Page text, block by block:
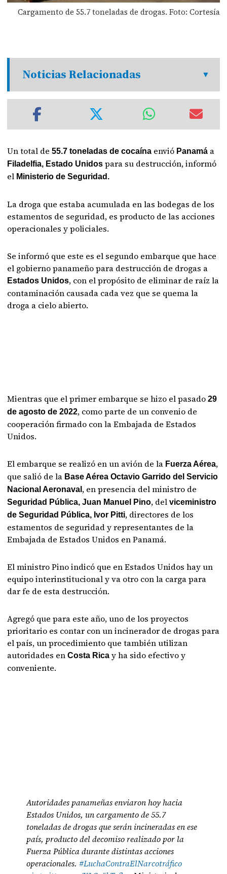
Cargamento de 55.7 toneladas de drogas. Foto: Cortesía
Noticias Relacionadas
Un total de55.7 toneladas de cocaína envió Panamá a
Filadelfia, Estado Unidos para su destrucción, informó
el Ministerio de Seguridad.
La droga que estaba acumulada en las bodegas de los
estamentos de seguridad, es producto de las acciones
operacionales y policiales.
Se informó que este es el segundo embarque que hace
el gobierno panameño para destrucción de drogas a
Estados Unidos, con el propósito de eliminar de raíz la
contaminación causada cada vez que se quema la
droga a cielo abierto.
Mientras que el primer embarque se hizo el pasado29
de agosto de 2022, como parte de un convenio de
cooperación firmado con la Embajada de Estados
Unidos.
El embarque se realizó en un avión de la Fuerza Aérea,
que salió de la Base Aérea Octavio Garrido del Servicio
Nacional Aeronaval , en presencia del ministro de
Seguridad Pública, Juan Manuel Pino, delviceministro
de Seguridad Pública, Ivor Pitti, directores de los
estamentos de seguridad y representantes de la
Embajada de Estados Unidos en Panamá.
El ministro Pino indicó que en Estados Unidos hay un
equipo interinstitucional y va otro con la carga para
dar fe de esta destrucción.
Agregó que para este año, uno de los proyectos
prioritario es contar con un incinerador de drogas para
el país, un procedimiento que también utilizan
autoridades enCosta Rica y ha sido efectivo y
conveniente.
Autoridades panameñas enviaron hoy hacia
Estados Unidos, un cargamento de 55.7
toneladas de drogas que serán incineradas en ese
país, producto del decomiso realizado por la
Fuerza Pública durante distintas acciones
operacionales.#LuchaContraElNarcotráfico